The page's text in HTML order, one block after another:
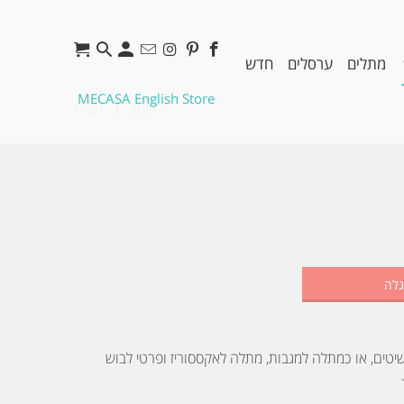
מתלים ערסלים חדש
MECASA English Store
‹ קודם |הבא ›
או כמתלה למגבות, מתלה לאקססוריז ופרטי לבוש